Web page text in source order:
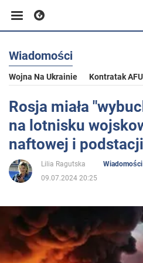
Biznes
Sport
Rozrywka
Życie
Polityka
Społeczeństwo
Wiadomości
Wojna Na Ukrainie Kontratak AFU
Rosja miała
na lotnisku
naftowej i
Lilia Ragutska
Wiadomości
09.07.2024 20:25